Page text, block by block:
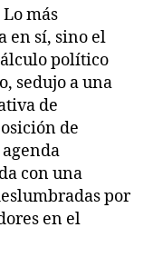
más
en sí, sino el
político
sedujo a una
de
de
con una
por
en el